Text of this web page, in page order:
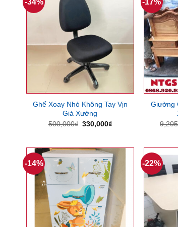
Ghế Xoay Nhỏ Không Tay Vịn
Giá Xưởng
500,000₫ Giá
330,000₫Giá
330,000₫.
Giường
-14% -22%